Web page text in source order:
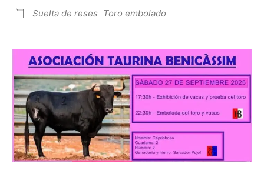
Suelta de reses Toro embolado